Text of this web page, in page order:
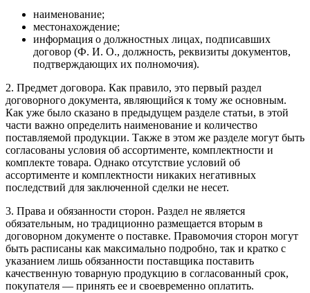
наименование;
местонахождение;
информация о должностных лицах, подписавших
договор (Ф. И. О., должность, реквизиты документов,
подтверждающих их полномочия).
2. Предмет договора. Как правило, это первый раздел
договорного документа, являющийся к тому же основным.
Как уже было сказано в предыдущем разделе статьи, в этой
части важно определить наименование и количество
поставляемой продукции. Также в этом же разделе могут быть
согласованы условия об ассортименте, комплектности и
комплекте товара. Однако отсутствие условий об
ассортименте и комплектности никаких негативных
последствий для заключенной сделки не несет.
3. Права и обязанности сторон. Раздел не является
обязательным, но традиционно размещается вторым в
договорном документе о поставке. Правомочия сторон могут
быть расписаны как максимально подробно, так и кратко с
указанием лишь обязанности поставщика поставить
качественную товарную продукцию в согласованный срок,
покупателя — принять ее и своевременно оплатить.